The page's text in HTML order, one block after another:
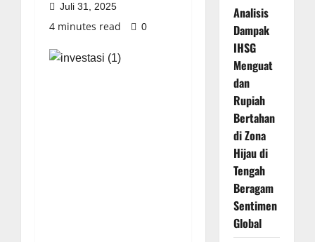
Juli 31, 2025
4 minutes read 0
Analisis
Dampak
IHSG
Menguat
dan
Rupiah
Bertahan
di Zona
Hijau di
Tengah
Beragam
Sentimen
Global